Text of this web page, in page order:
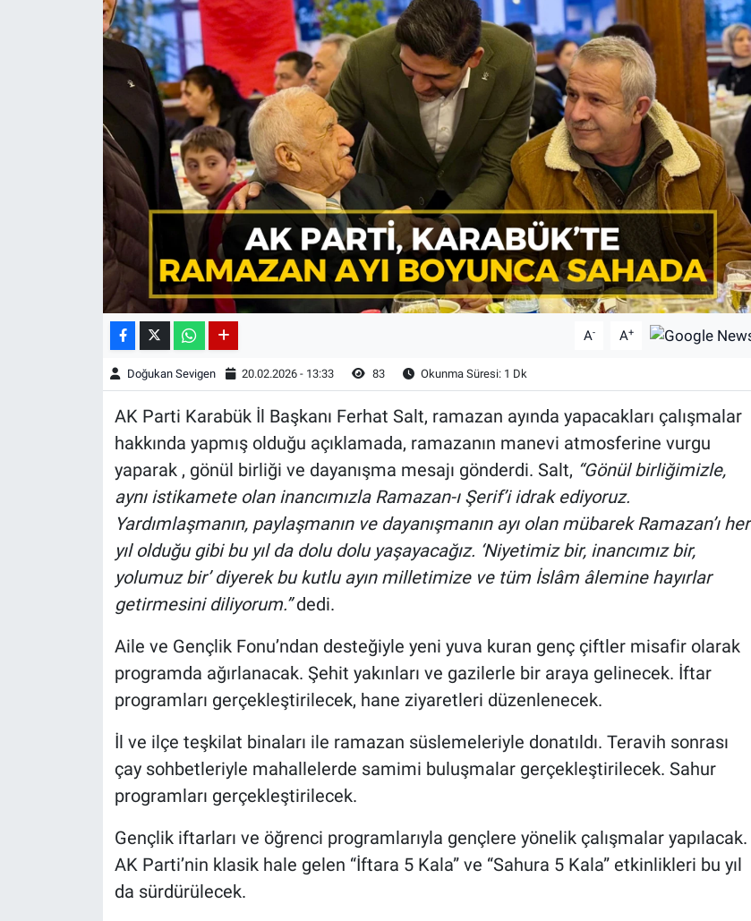
A- A+
Doğukan Sevigen 20.02.2026 - 13:33 83 Okunma Süresi: 1 Dk
AK Parti Karabük İl Başkanı Ferhat Salt, ramazan ayında yapacakları çalışmalar
hakkında yapmış olduğu açıklamada, ramazanın manevi atmosferine vurgu
yaparak , gönül birliği ve dayanışma mesajı gönderdi. Salt, “Gönül birliğimizle,
aynı istikamete olan inancımızla Ramazan-ı Şerif’i idrak ediyoruz.
Yardımlaşmanın, paylaşmanın ve dayanışmanın ayı olan mübarek Ramazan’ı her
yıl olduğu gibi bu yıl da dolu dolu yaşayacağız. ‘Niyetimiz bir, inancımız bir,
yolumuz bir’ diyerek bu kutlu ayın milletimize ve tüm İslâm âlemine hayırlar
getirmesini diliyorum.”dedi.
Aile ve Gençlik Fonu’ndan desteğiyle yeni yuva kuran genç çiftler misafir olarak
programda ağırlanacak. Şehit yakınları ve gazilerle bir araya gelinecek. İftar
programları gerçekleştirilecek, hane ziyaretleri düzenlenecek.
İl ve ilçe teşkilat binaları ile ramazan süslemeleriyle donatıldı. Teravih sonrası
çay sohbetleriyle mahallelerde samimi buluşmalar gerçekleştirilecek. Sahur
programları gerçekleştirilecek.
Gençlik iftarları ve öğrenci programlarıyla gençlere yönelik çalışmalar yapılacak.
AK Parti’nin klasik hale gelen “İftara 5 Kala” ve “Sahura 5 Kala” etkinlikleri bu yıl
da sürdürülecek.